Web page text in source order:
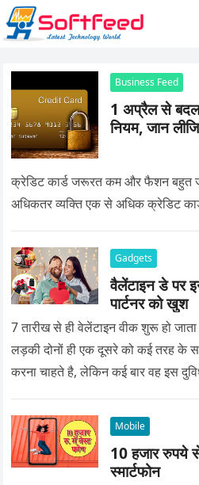
Business Feed
1 अप्रैल से बदल
नियम, जान
क्रेडिट कार्ड जरूरत कम और फैशन बहुत
अधिकतर व्यक्ति एक से अधिक क्रेडिट
Gadgets
वैलेंटाइन डे पर
पार्टनर को खुश
7 तारीख से ही वेलेंटाइन वीक शुरू हो
लड़की दोनों ही एक दूसरे को कई तरह के
करना चाहते है, लेकिन कई बार वह इस
Mobile
10 हजार रुपये
स्मार्टफोन